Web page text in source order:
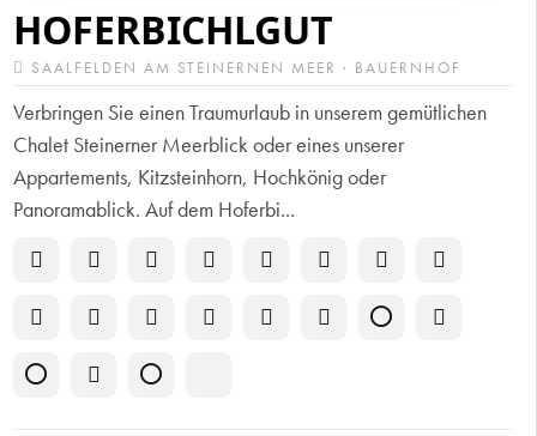
HOFERBICHLGUT
SAALFELDEN AM STEINERNEN MEER · BAUERNHOF
Verbringen Sie einen Traumurlaub in unserem gemütlichen
Chalet Steinerner Meerblick oder eines unserer
Appartements, Kitzsteinhorn, Hochkönig oder
Panoramablick. Auf dem Hoferbi...